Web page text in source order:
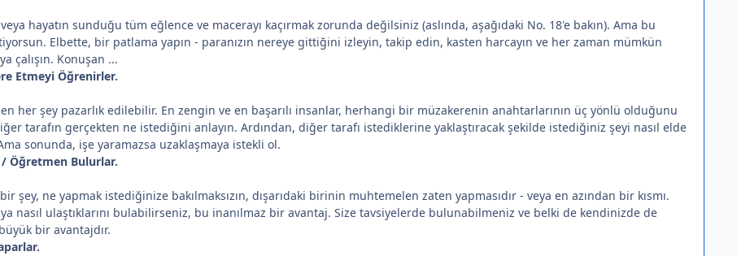
hayatın sunduğu tüm eğlence ve macerayı kaçırmak zorunda değilsiniz (aslında, aşağıdaki No. 18'e bakın). Ama bu
Elbette, bir patlama yapın - paranızın nereye gittiğini izleyin, takip edin, kasten harcayın ve her zaman mümkün
çalışın. Konuşan ...
Etmeyi Öğrenirler.
her şey pazarlık edilebilir. En zengin ve en başarılı insanlar, herhangi bir müzakerenin anahtarlarının üç yönlü olduğunu
tarafın gerçekten ne istediğini anlayın. Ardından, diğer tarafı istediklerine yaklaştıracak şekilde istediğiniz şeyi nasıl elde
sonunda, işe yaramazsa uzaklaşmaya istekli ol.
Öğretmen Bulurlar.
şey, ne yapmak istediğinize bakılmaksızın, dışarıdaki birinin muhtemelen zaten yapmasıdır - veya en azından bir kısmı.
nasıl ulaştıklarını bulabilirseniz, bu inanılmaz bir avantaj. Size tavsiyelerde bulunabilmeniz ve belki de kendinizde de
bir avantajdır.